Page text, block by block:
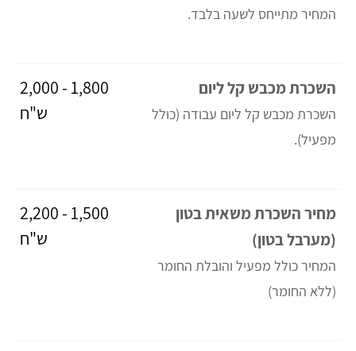
המחיר מתייחס לשעה בלבד.
השכרת מכבש קל ליום
השכרת מכבש קל ליום עבודה (כולל
מפעיל).
1,800 - 2,000
ש"ח
מחיר השכרת משאית בטון
(מערבל בטון)
המחיר כולל מפעיל והובלת החומר
(ללא החומר)
1,500 - 2,200
ש"ח